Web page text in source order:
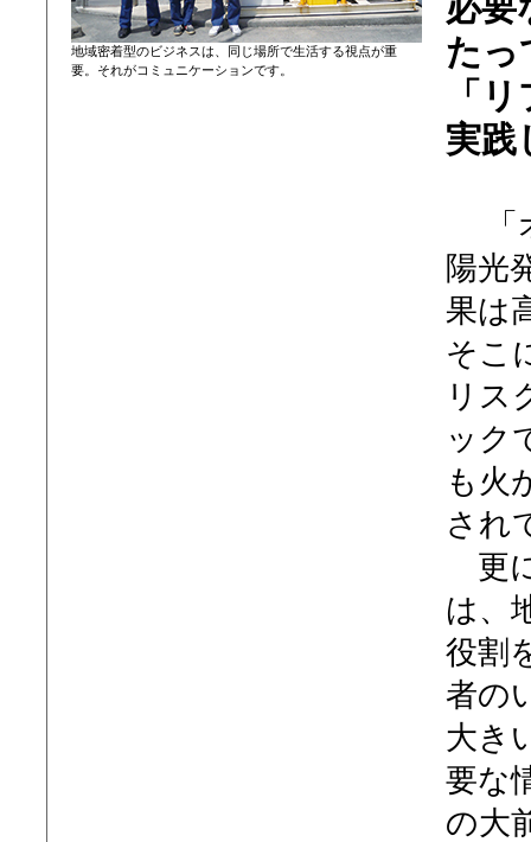
地域密着型のビジネスは、同じ場所で生活する視点が重
要。それがコミュニケーションです。
たっ
「
実践
「
陽光
果は
そこ
リス
ック
も火
され
更
は、
役割
者の
大き
要な
の大